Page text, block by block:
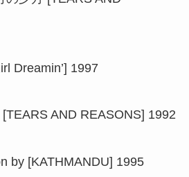
Dreamin’] 1997
AND REASONS] 1992
by [KATHMANDU] 1995